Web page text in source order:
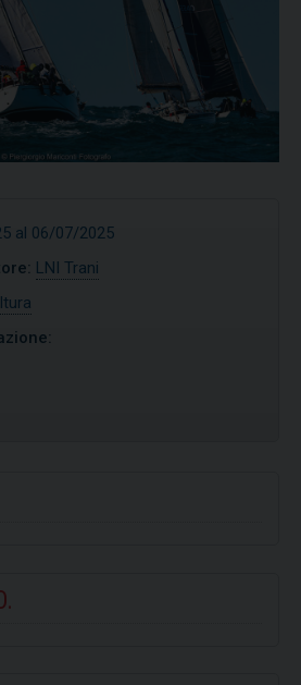
al 06/07/2025
LNI Trani